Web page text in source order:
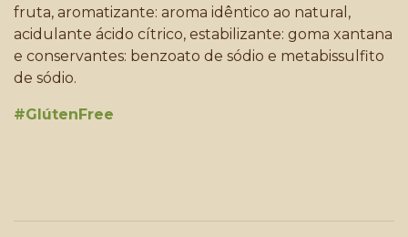
fruta, aromatizante: aroma idêntico ao natural,
acidulante ácido cítrico, estabilizante: goma xantana
e conservantes: benzoato de sódio e metabissulfito
de sódio.
#GlútenFree